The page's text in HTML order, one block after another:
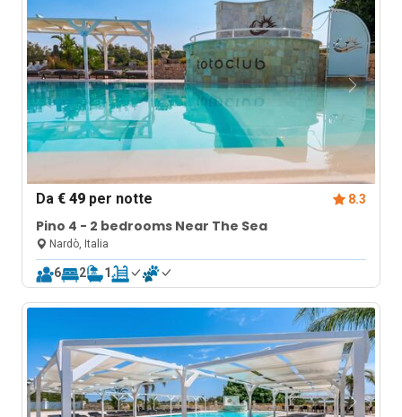
Da€ 49 per notte 8.3
Pino 4 - 2 bedrooms Near The Sea
Nardò, Italia
6 2 1